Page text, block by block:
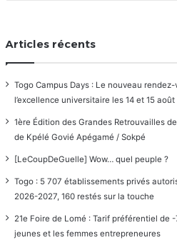
Articles récents
Togo Campus Days : Le nouveau rendez-
l’excellence universitaire les 14 et 15 août
1ère Édition des Grandes Retrouvailles
de Kpélé Govié Apégamé / Sokpé
[LeCoupDeGuelle] Wow… quel peuple ?
Togo : 5 707 établissements privés
2026-2027, 160 restés sur la touche
21e Foire de Lomé : Tarif préférentiel de
jeunes et les femmes entrepreneures